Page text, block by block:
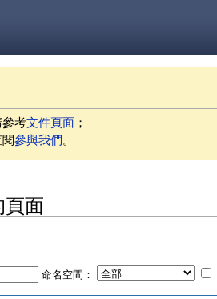
考文件頁面 ；
參與我們。
頁面
命名空間：